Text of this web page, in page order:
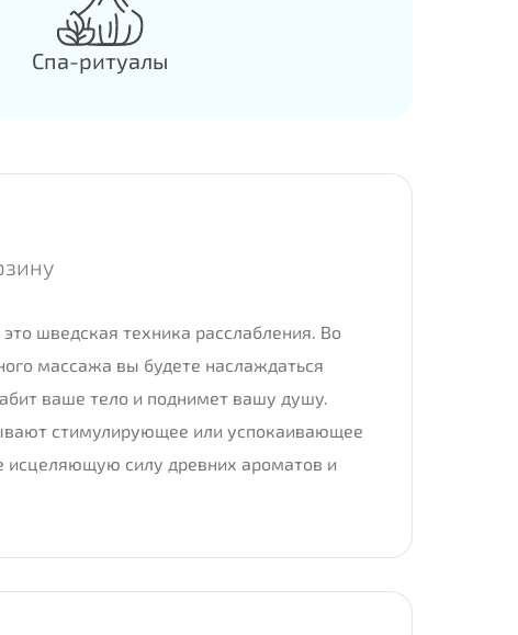
Спа-ритуалы
шведская техника расслабления. Во
массажа вы будете наслаждаться
ваше тело и поднимет вашу душу.
стимулирующее или успокаивающее
исцеляющую силу древних ароматов и